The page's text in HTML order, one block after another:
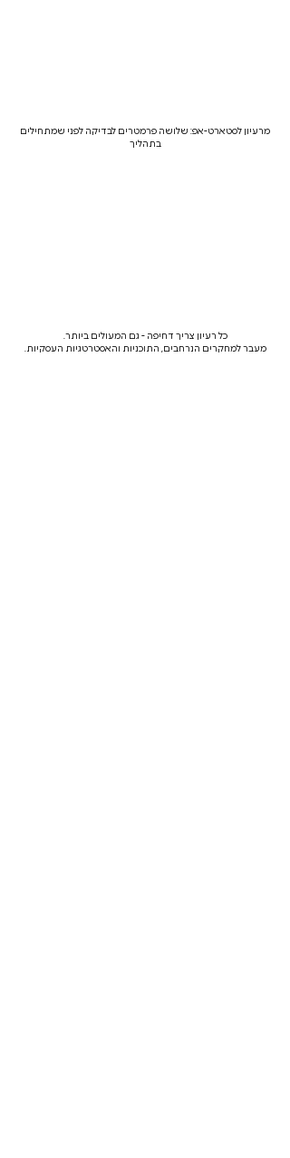
מרעיון לסטארט-אפ: שלושה פרמטרים לבדיקה לפני שמתחילים
בתהליך
כל רעיון צריך דחיפה - גם המעולים ביותר.
מעבר למחקרים הנרחבים, התוכניות והאסטרטגיות העסקיות.